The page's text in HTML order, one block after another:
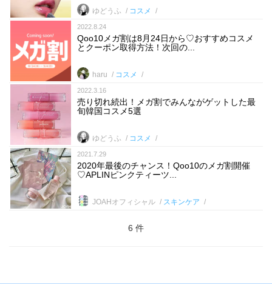
ゆどうふ コスメ
2022.8.24
Qoo10メガ割は8月24日から♡おすすめコスメ
とクーポン取得方法！次回の...
haru コスメ
2022.3.16
売り切れ続出！メガ割でみんながゲットした最
旬韓国コスメ5選
ゆどうふ コスメ
2021.7.29
2020年最後のチャンス！Qoo10のメガ割開催
♡APLINピンクティーツ...
JOAHオフィシャル スキンケア
6 件